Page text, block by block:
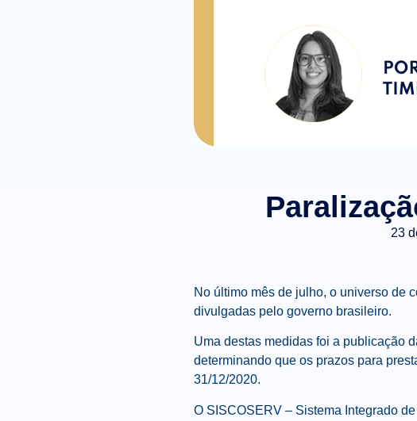
23
No último mês de julho, o universo de
divulgadas pelo governo brasileiro.
Uma destas medidas foi a publicação
determinando que os prazos para
31/12/2020.
O SISCOSERV – Sistema Integrado